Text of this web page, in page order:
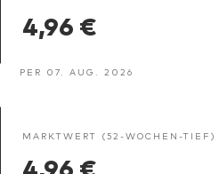
4,96 €
PER 07. AUG. 2026
MARKTWERT (52-WOCHEN-TIEF)
4,96 €